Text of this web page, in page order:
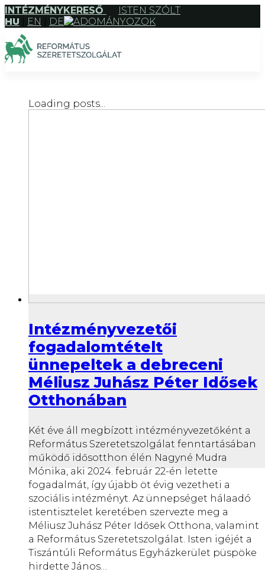
INTÉZMÉNYKERESŐ
ISTEN SZÓLT
HU
EN DE ADOMÁNYOZOK
Loading posts...
Intézményvezetői
fogadalomtételt
ünnepeltek a debreceni
Méliusz Juhász Péter Idősek
Otthonában
Két éve áll megbízott intézményvezetőként a
Református Szeretetszolgálat fenntartásában
működő idősotthon élén Nagyné Mudra
Mónika, aki 2024. február 22-én letette
fogadalmát, így újabb öt évig vezetheti a
szociális intézményt. Az ünnepséget hálaadó
istentisztelet keretében szervezte meg a
Méliusz Juhász Péter Idősek Otthona, valamint
a Református Szeretetszolgálat. Isten igéjét a
Tiszántúli Református Egyházkerület püspöke
hirdette János…